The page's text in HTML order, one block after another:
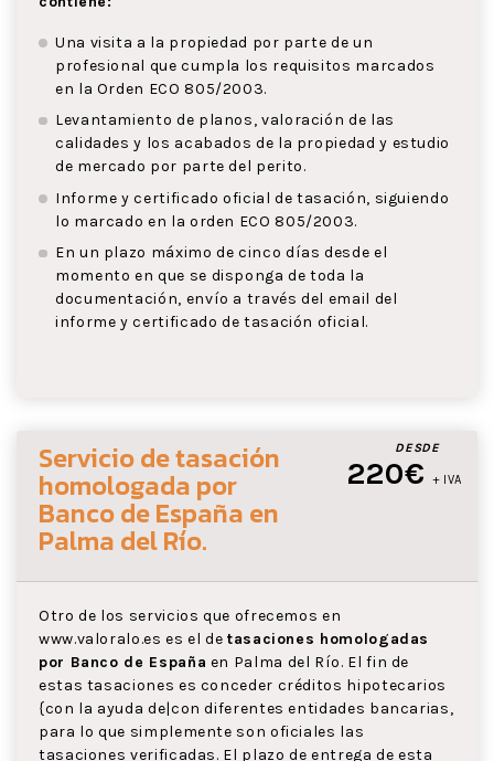
Una visita a la propiedad por parte de un
profesional que cumpla los requisitos marcados
en la Orden ECO 805/2003.
Levantamiento de planos, valoración de las
calidades y los acabados de la propiedad y estudio
de mercado por parte del perito.
Informe y certificado oficial de tasación, siguiendo
lo marcado en la orden ECO 805/2003.
En un plazo máximo de cinco días desde el
momento en que se disponga de toda la
documentación, envío a través del email del
informe y certificado de tasación oficial.
DESDE
220€ + IVA
Servicio de tasación
homologada por
Banco de España en
Palma del Río.
Otro de los servicios que ofrecemos en
www.valoralo.es es el de tasaciones homologadas
por Banco de España en Palma del Río. El fin de
estas tasaciones es conceder créditos hipotecarios
{con la ayuda de|con diferentes entidades bancarias,
para lo que simplemente son oficiales las
tasaciones verificadas. El plazo de entrega de esta